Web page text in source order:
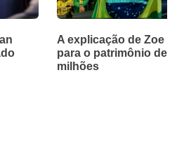
A explicação de Zoe
para o patrimônio de
milhões